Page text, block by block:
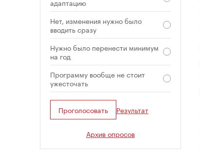
адаптацию
Нет, изменения нужно было
вводить сразу
Нужно было перенести минимум
на год
Программу вообще не стоит
ужесточать
Проголосовать Результат
Архив опросов